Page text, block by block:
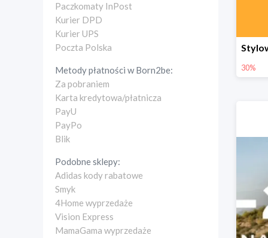
Paczkomaty InPost
Kurier DPD
Kurier UPS
Poczta Polska
Metody płatności wBorn2be:
Za pobraniem
Karta kredytowa/płatnicza
PayU
PayPo
Blik
Podobne sklepy:
Adidas kody rabatowe
Smyk
4Home wyprzedaże
Vision Express
MamaGama wyprzedaże
30%